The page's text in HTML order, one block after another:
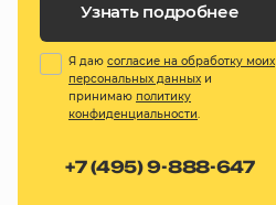
Узнать подробнее
Я даю согласие на обработку моих
персональных данных и
принимаю политику
конфиденциальности.
+7 (495) 9-888-647